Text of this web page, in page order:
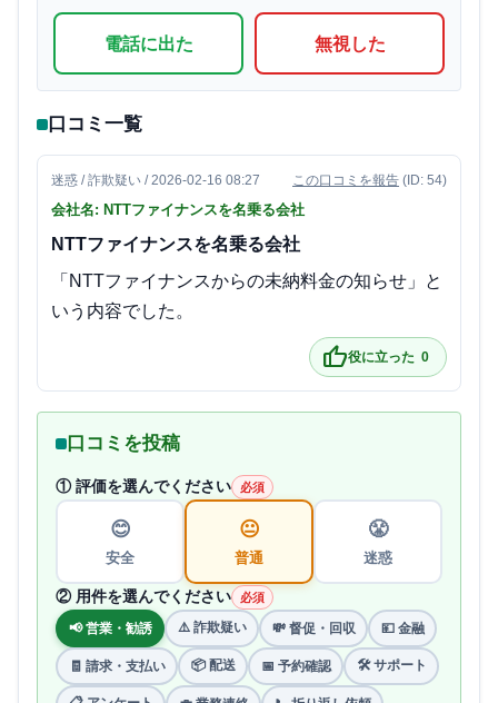
電話に出た 無視した
口コミ一覧
迷惑 / 詐欺疑い / 2026-02-16 08:27 この口コミを報告 (ID: 54)
会社名: NTTファイナンスを名乗る会社
NTTファイナンスを名乗る会社
「NTTファイナンスからの未納料金の知らせ」と
いう内容でした。
thumb_up役に立った 0
口コミを投稿
① 評価を選んでください 必須
😊
安全
😐
普通
😤
迷惑
② 用件を選んでください 必須
📢 営業・勧誘 ⚠️ 詐欺疑い 💸 督促・回収 💴 金融
🧾 請求・支払い 📦 配送 📅 予約確認 🛠 サポート